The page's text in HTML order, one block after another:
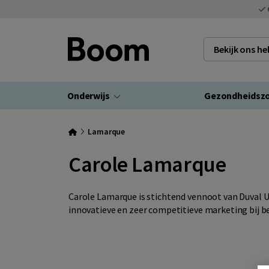
Bekijk ons
Onderwijs
Lamarque
Carole Lamarque
Carole Lamarque is stichtend vennoot van Duval
innovatieve en zeer competitieve marketing bij